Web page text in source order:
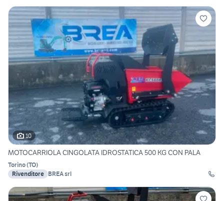
10
MOTOCARRIOLA CINGOLATA IDROSTATICA 500 KG CON PALA
Torino(TO)
Rivenditore BREA srl